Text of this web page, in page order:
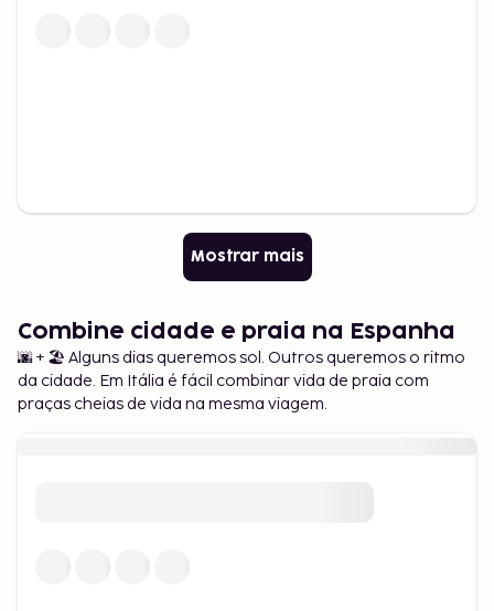
Mostrar mais
Combine cidade e praia na Espanha
🌆 + 🏖️ Alguns dias queremos sol. Outros queremos o ritmo
da cidade. Em Itália é fácil combinar vida de praia com
praças cheias de vida na mesma viagem.